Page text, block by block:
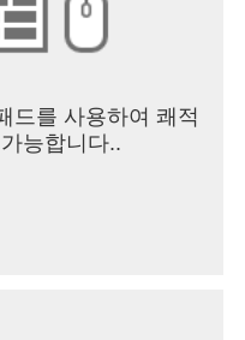
드를 사용하여 쾌적
능합니다..